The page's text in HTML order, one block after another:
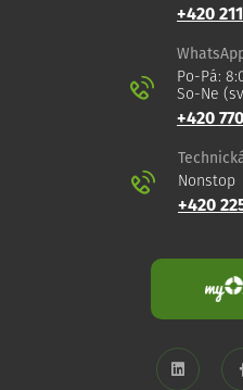
+420 211
Po-Pá:
So-Ne
+420
Nonstop
+420